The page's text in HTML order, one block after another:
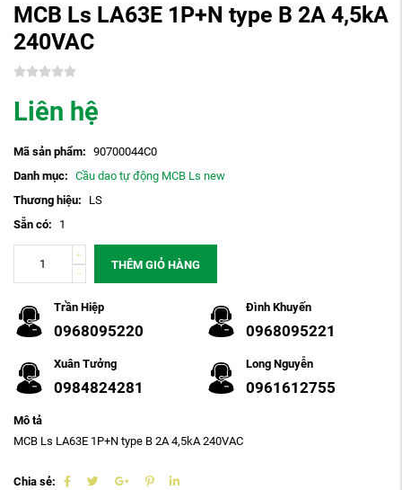
MCB Ls LA63E 1P+N type B 2A 4,5kA
240VAC
Liên hệ
Mã sản phẩm: 90700044C0
Danh mục: Cầu dao tự động MCB Ls new
Thương hiệu:
LS
Sẵn có:
1
THÊM GIỎ HÀNG
Trần Hiệp
0968095220
Đình Khuyến
0968095221
Xuân Tưởng
0984824281
Long Nguyễn
0961612755
Mô tả
MCB Ls LA63E 1P+N type B 2A 4,5kA 240VAC
Chia sẻ: